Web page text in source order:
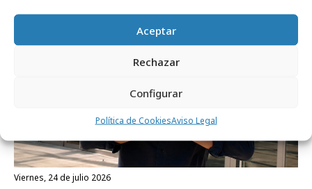
Aceptar
Rechazar
Configurar
Política de CookiesAviso Legal
viernes, 24 de julio 2026